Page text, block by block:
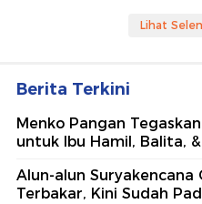
Lihat
Berita Terkini
Menko Pangan
untuk Ibu Hamil, Balita,
Alun-alun Suryakencana
Terbakar, Kini Sudah